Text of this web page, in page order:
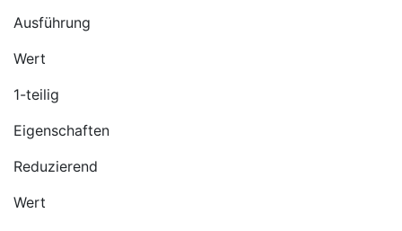
Ausführung
Wert
1-teilig
Eigenschaften
Reduzierend
Wert